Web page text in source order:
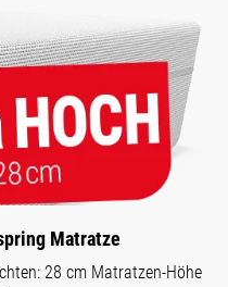
Matratze
28 cm Matratzen-Höhe